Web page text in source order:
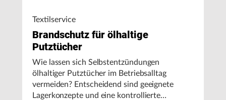
Textilservice
Brandschutz für ölhaltige
Putztücher
Wie lassen sich Selbstentzündungen
ölhaltiger Putztücher im Betriebsalltag
vermeiden? Entscheidend sind geeignete
Lagerkonzepte und eine kontrollierte